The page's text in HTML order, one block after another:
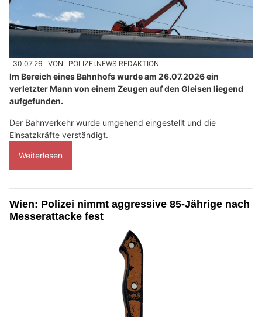
30.07.26 VON POLIZEI.NEWS REDAKTION
Im Bereich eines Bahnhofs wurde am 26.07.2026 ein
verletzter Mann von einem Zeugen auf den Gleisen liegend
aufgefunden.
Der Bahnverkehr wurde umgehend eingestellt und die
Einsatzkräfte verständigt.
Weiterlesen
Wien: Polizei nimmt aggressive 85-Jährige nach
Messerattacke fest